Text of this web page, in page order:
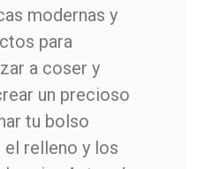
modernas y
para
a coser y
un precioso
tu bolso
relleno y los